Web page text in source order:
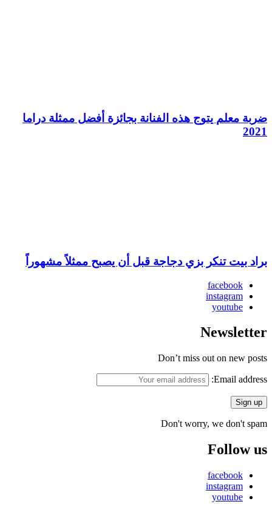
ضربة معلم يتوج هذه الفنانة بجائزة أفضل ممثلة دراما
2021
براد بيت تنكر بزي دجاجة قبل أن يصبح ممثلاً مشهوراً
facebook
instagram
youtube
Newsletter
Don’t miss out on new posts
Email address:
Don't worry, we don't spam
Follow us
facebook
instagram
youtube